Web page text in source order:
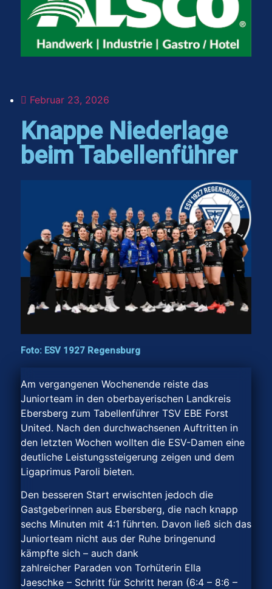
Februar 23, 2026
Knappe Niederlage
beim Tabellenführer
Foto: ESV 1927 Regensburg
Am vergangenen Wochenende reiste das
Juniorteam in den oberbayerischen Landkreis
Ebersberg zum Tabellenführer TSV EBE Forst
United. Nach den durchwachsenen Auftritten in
den letzten Wochen wollten die ESV-Damen eine
deutliche Leistungssteigerung zeigen und dem
Ligaprimus Paroli bieten.
Den besseren Start erwischten jedoch die
Gastgeberinnen aus Ebersberg, die nach knapp
sechs Minuten mit 4:1 führten. Davon ließ sich das
Juniorteam nicht aus der Ruhe bringenund
kämpfte sich – auch dank
zahlreicher Paraden von Torhüterin Ella
Jaeschke – Schritt für Schritt heran (6:4 – 8:6 –